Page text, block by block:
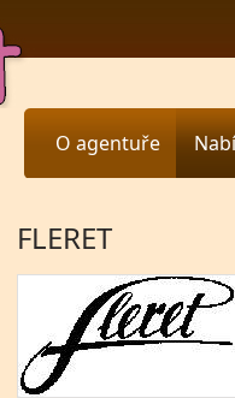
O agentuře
FLERET